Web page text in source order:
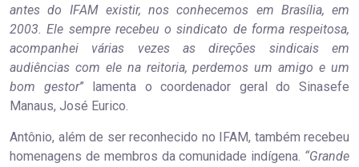
antes do IFAM existir, nos conhecemos em Brasília, em
2003. Ele sempre recebeu o sindicato de forma respeitosa,
acompanhei várias vezes as direções sindicais em
audiências com ele na reitoria, perdemos um amigo e um
bom gestor” lamenta o coordenador geral do Sinasefe
Manaus, José Eurico.
Antônio, além de ser reconhecido no IFAM, também recebeu
homenagens de membros da comunidade indígena. “Grande